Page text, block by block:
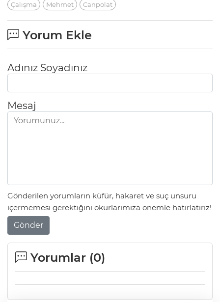
Çalışma
Mehmet Canpolat
Yorum Ekle
Adınız Soyadınız
Mesaj
Gönderilen yorumların küfür, hakaret ve suç unsuru
içermemesi gerektiğini okurlarımıza önemle hatırlatırız!
Gönder
Yorumlar (0)